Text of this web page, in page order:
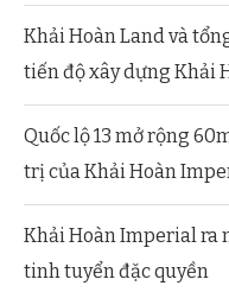
Khải Hoàn Land và
tiến độ xây dựng Khải
Quốc lộ 13 mở rộng
trị của Khải Hoàn
Khải Hoàn Imperial ra
tinh tuyển đặc quyền